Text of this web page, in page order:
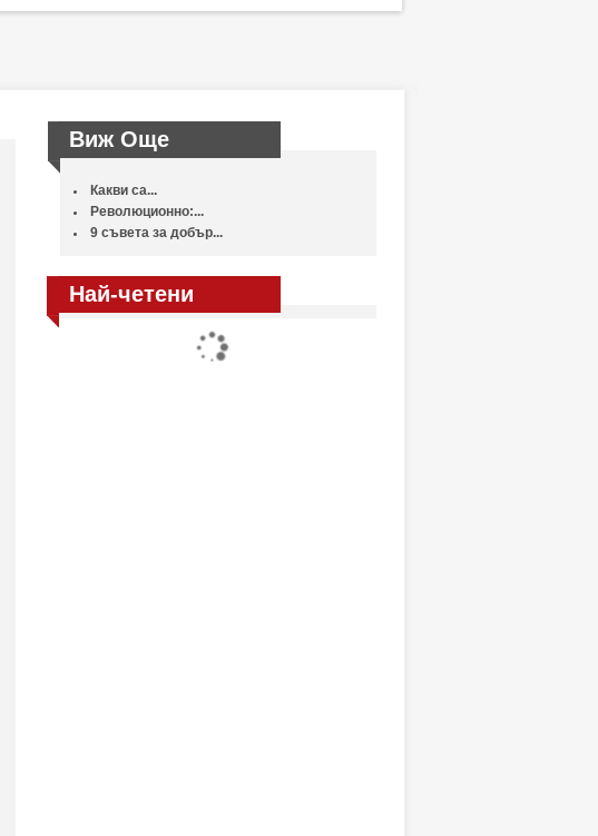
Виж Още
Какви са...
Революционно:...
9 съвета за добър...
Най-четени